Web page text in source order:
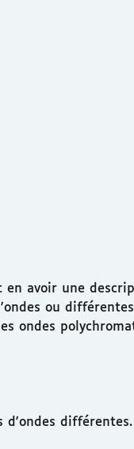
avoir une
ou
ondes